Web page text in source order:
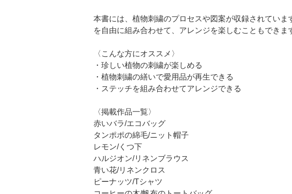
本書には、植物刺繍のプロセスや図案が収録されてい
を自由に組み合わせて、アレンジを楽しむこともできま
〈こんな方にオススメ〉
・珍しい植物の刺繍が楽しめる
・植物刺繍の繕いで愛用品が再生できる
・ステッチを組み合わせてアレンジできる
〈掲載作品一覧〉
赤いバラ/エコバッグ
タンポポの綿毛/ニット帽子
レモン/くつ下
ハルジオン/リネンブラウス
青い花/リネンクロス
ピーナッツ/Tシャツ